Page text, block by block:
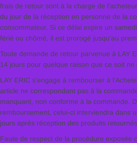
frais de retour sont à la charge de
du jour de la réception en personne de la
consommateur. Si ce délai expire un
férié ou chômé, il est prorogé jusqu’au
Toute demande de retour parvenue à LAY
14 jours pour quelque raison que ce soit
LAY ERIC s’engage à rembourser à
article ne correspondant pas à la
manquant, non conforme à la commande.
remboursement, celui-ci interviendra dans
jours après réception des produits
Faute de respect de la procédure exposée